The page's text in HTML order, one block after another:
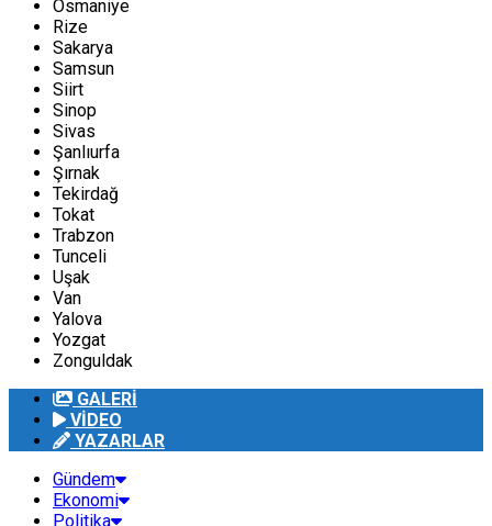
Osmaniye
Rize
Sakarya
Samsun
Siirt
Sinop
Sivas
Şanlıurfa
Şırnak
Tekirdağ
Tokat
Trabzon
Tunceli
Uşak
Van
Yalova
Yozgat
Zonguldak
GALERİ
VİDEO
YAZARLAR
Gündem
Ekonomi
Politika